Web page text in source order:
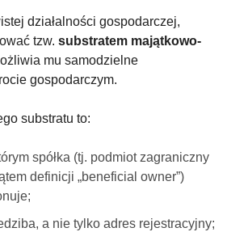
działalności gospodarczej,
tzw. substratem majątkowo-
mu samodzielne
gospodarczym.
substratu to:
spółka (tj. podmiot zagraniczny
definicji „beneficial owner”)
a nie tylko adres rejestracyjny;